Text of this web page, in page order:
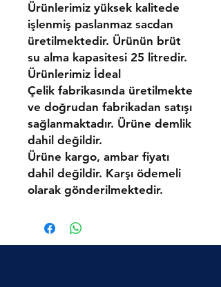
Ürünlerimiz yüksek kalitede
işlenmiş paslanmaz sacdan
üretilmektedir. Ürünün brüt
su alma kapasitesi 25 litredir.
Ürünlerimiz İdeal
Çelik fabrikasında üretilmekte
ve doğrudan fabrikadan satışı
sağlanmaktadır. Ürüne demlik
dahil değildir.
Ürüne kargo, ambar fiyatı
dahil değildir. Karşı ödemeli
olarak gönderilmektedir.